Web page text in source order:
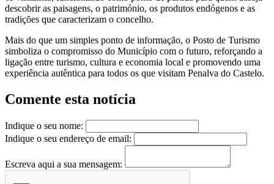
descobrir as paisagens, o património, os produtos endógenos e as
tradições que caracterizam o concelho.
Mais do que um simples ponto de informação, o Posto de Turismo
simboliza o compromisso do Município com o futuro, reforçando a
ligação entre turismo, cultura e economia local e promovendo uma
experiência autêntica para todos os que visitam Penalva do Castelo.
Comente esta notícia
Indique o seu nome:
Indique o seu endereço de email:
Escreva aqui a sua mensagem: